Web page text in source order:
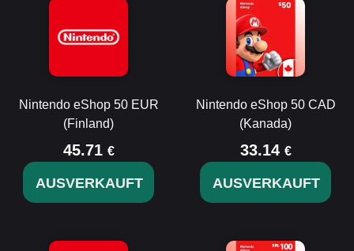
Nintendo eShop 50 EUR
(Finland)
45.71 €
AUSVERKAUFT
Nintendo eShop 50 CAD
(Kanada)
33.14 €
AUSVERKAUFT